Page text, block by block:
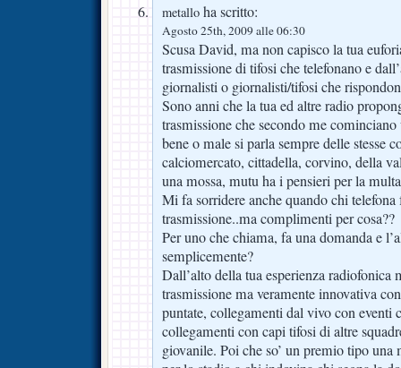
metallo ha scritto:
Agosto 25th, 2009 alle 06:30
Scusa David, ma non capisco la tua
trasmissione di tifosi che telefonano e
giornalisti o giornalisti/tifosi che
Sono anni che la tua ed altre radio
trasmissione che secondo me cominciano
bene o male si parla sempre delle stesse
calciomercato, cittadella, corvino, della
una mossa, mutu ha i pensieri per la
Mi fa sorridere anche quando chi
trasmissione..ma complimenti per cosa??
Per uno che chiama, fa una domanda e
semplicemente?
Dall’alto della tua esperienza radiofonica
trasmissione ma veramente innovativa
puntate, collegamenti dal vivo con eventi
collegamenti con capi tifosi di altre
giovanile. Poi che so’ un premio tipo